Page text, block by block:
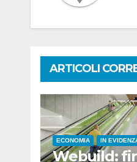
ARTICOLI
ECONOMIA IN
Webuild: